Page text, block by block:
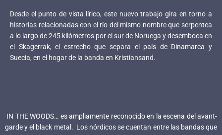
Desde el punto de vista lírico, este nuevo trabajo gira en torno a
historias relacionadas con el río del mismo nombre que serpentea
a lo largo de 245 kilómetros por el sur de Noruega y desemboca en
el Skagerrak, el estrecho que separa el país de Dinamarca y
Suecia, en el hogar de la banda en Kristiansand.
IN THE WOODS… es ampliamente reconocido en la escena del avant-
garde y el black metal. Los nórdicos se cuentan entre las bandas que